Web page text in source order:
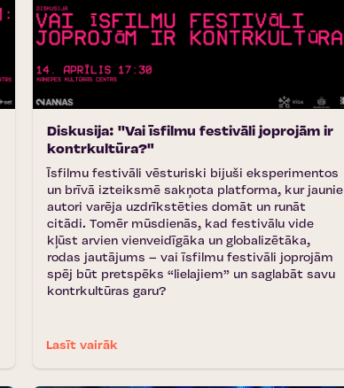
Diskusija: ''Vai īsfilmu festivāli joprojām ir
kontrkultūra?"
Īsfilmu festivāli vēsturiski bijuši eksperimentos
un brīvā izteiksmē sakņota platforma, kur jaunie
autori varēja uzdrīkstēties domāt un runāt
citādi. Tomēr mūsdienās, kad festivālu vide
kļūst arvien vienveidīgāka un globalizētāka,
rodas jautājums – vai īsfilmu festivāli joprojām
spēj būt pretspēks “lielajiem” un saglabāt savu
kontrkultūras garu?
Lasīt vairāk